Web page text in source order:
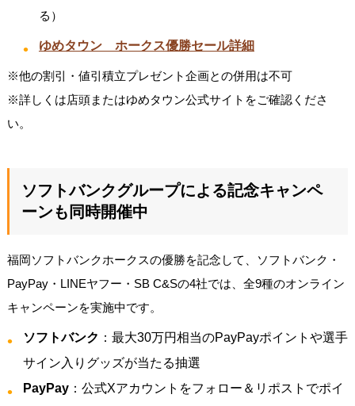
る）
ゆめタウン ホークス優勝セール詳細
※他の割引・値引積立プレゼント企画との併用は不可
※詳しくは店頭またはゆめタウン公式サイトをご確認くださ
い。
ソフトバンクグループによる記念キャンペ
ーンも同時開催中
福岡ソフトバンクホークスの優勝を記念して、ソフトバンク・
PayPay・LINEヤフー・SB C&Sの4社では、全9種のオンライン
キャンペーンを実施中です。
ソフトバンク ：最大30万円相当のPayPayポイントや選手
サイン入りグッズが当たる抽選
PayPay：公式Xアカウントをフォロー＆リポストでポイ